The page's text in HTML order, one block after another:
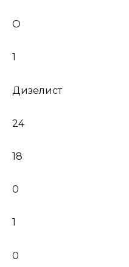
О
1
Дизелист
24
18
0
1
0